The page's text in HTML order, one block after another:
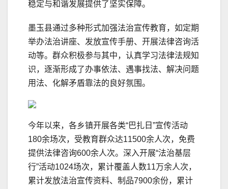
稳定与和谐发展提供了坚实保障。
墨玉县通过多种形式加强法治宣传教育，如定期
举办法治讲座、发放宣传手册、开展法律咨询活
动等。群众积极参与其中，认真学习法律法规知
识，逐渐形成了办事依法、遇事找法、解决问题
用法、化解矛盾靠法的良好氛围。
今年以来，各乡镇开展各类“巴扎日”宣传活动
180余场次，受教育群众达11500余人次，免费
提供法律咨询600余人次。深入开展“法治基层
行”活动1024场次，累计覆盖人数11万余人次，
累计发放法治宣传资料、制品7900余份，累计